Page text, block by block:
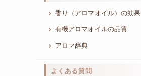
香り（アロマオイル）の効果
有機アロマオイルの品質
アロマ辞典
よくある質問